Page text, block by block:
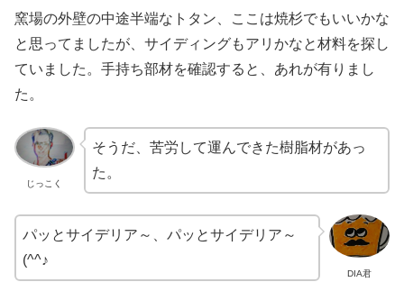
窯場の外壁の中途半端なトタン、ここは焼杉でもいいかな
と思ってましたが、サイディングもアリかなと材料を探し
ていました。手持ち部材を確認すると、あれが有りまし
た。
じっこく
そうだ、苦労して運んできた樹脂材があっ
た。
DIA君
パッとサイデリア～、パッとサイデリア～
(^^♪